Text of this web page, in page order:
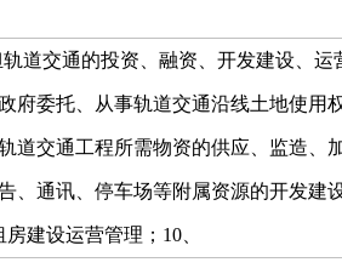
道交通的投资、融资、开发建设、
府委托、从事轨道交通沿线土地使用
道交通工程所需物资的供应、监造
、通讯、停车场等附属资源的开发
建设运营管理；10、